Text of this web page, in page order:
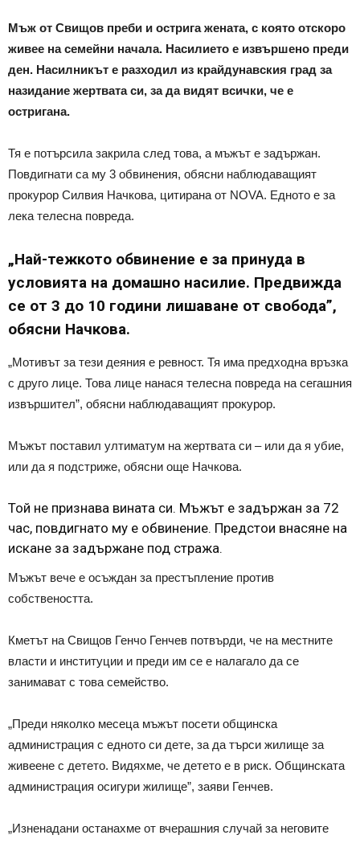
Мъж от Свищов преби и острига жената, с която отскоро
живее на семейни начала. Насилието е извършено преди
ден. Насилникът е разходил из крайдунавския град за
назидание жертвата си, за да видят всички, че е
остригана.
Тя е потърсила закрила след това, а мъжът е задържан.
Повдигнати са му 3 обвинения, обясни наблюдаващият
прокурор Силвия Начкова, цитирана от NOVA. Едното е за
лека телесна повреда.
„Най-тежкото обвинение е за принуда в
условията на домашно насилие. Предвижда
се от 3 до 10 години лишаване от свобода”,
обясни Начкова.
„Мотивът за тези деяния е ревност. Тя има предходна връзка
с друго лице. Това лице нанася телесна повреда на сегашния
извършител”, обясни наблюдаващият прокурор.
Мъжът поставил ултиматум на жертвата си – или да я убие,
или да я подстриже, обясни още Начкова.
Той не признава вината си. Мъжът е задържан за 72
час, повдигнато му е обвинение. Предстои внасяне на
искане за задържане под стража.
Мъжът вече е осъждан за престъпление против
собствеността.
Кметът на Свищов Генчо Генчев потвърди, че на местните
власти и институции и преди им се е налагало да се
занимават с това семейство.
„Преди няколко месеца мъжът посети общинска
администрация с едното си дете, за да търси жилище за
живеене с детето. Видяхме, че детето е в риск. Общинската
администрация осигури жилище”, заяви Генчев.
„Изненадани останахме от вчерашния случай за неговите